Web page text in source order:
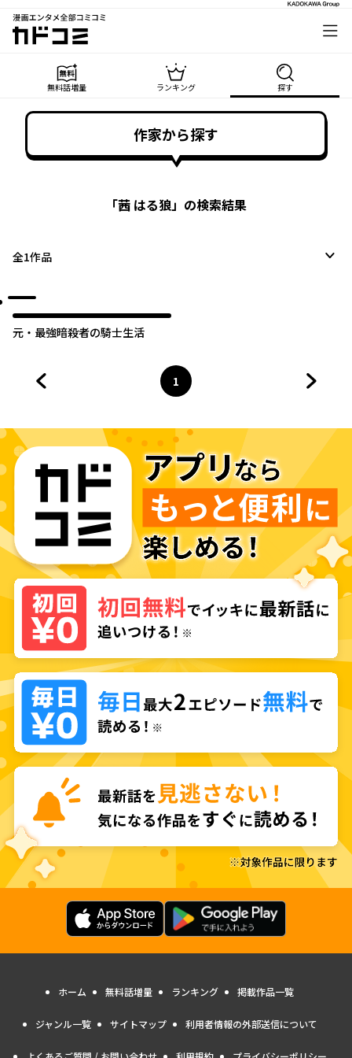
漫画エンタメ全部コミコミ
カドコミ
無料話増量 ランキング 探す
作家から探す
「茜 はる狼」の検索結果
全1作品
元・最強暗殺者の騎士生活
ページ
1
へ
ホーム 無料話増量 ランキング 掲載作品一覧
ジャンル一覧 サイトマップ 利用者情報の外部送信について